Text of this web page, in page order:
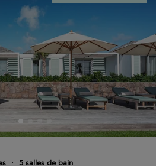
·
5 salles de bain